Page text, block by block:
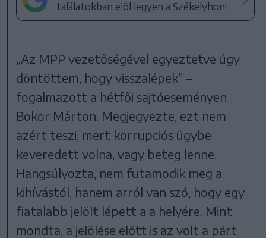
találatokban elöl legyen a Székelyhon!
„Az MPP vezetőségével egyeztetve úgy
döntöttem, hogy visszalépek” –
fogalmazott a hétfői sajtóeseményen
Bokor Márton. Megjegyezte, ezt nem
azért teszi, mert korrupciós ügybe
keveredett volna, vagy beteg lenne.
Hangsúlyozta, nem futamodik meg a
kihívástól, hanem arról van szó, hogy egy
fiatalabb jelölt lépett a a helyére. Mint
mondta, a jelölése előtt is az volt a párt